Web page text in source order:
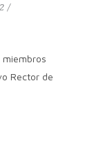
Rector de